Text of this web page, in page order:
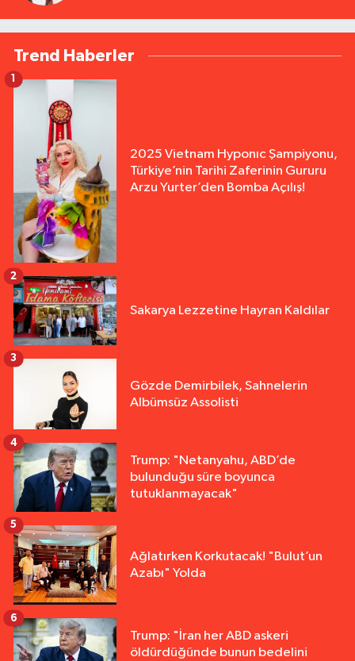
Trend Haberler
2025 Vietnam Hyponıc Şampiyonu,
Türkiye’nin Tarihi Zaferinin Gururu
Arzu Yurter’den Bomba Açılış!
1
Sakarya Lezzetine Hayran Kaldılar
2
Gözde Demirbilek, Sahnelerin
Albümsüz Assolisti
3
Trump: "Netanyahu, ABD’de
bulunduğu süre boyunca
tutuklanmayacak"
4
Ağlatırken Korkutacak! "Bulut’un
Azabı" Yolda
5
Trump: "İran her ABD askeri
öldürdüğünde bunun bedelini
6